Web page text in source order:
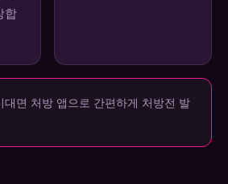
합
대면 처방 앱으로 간편하게 처방전 발